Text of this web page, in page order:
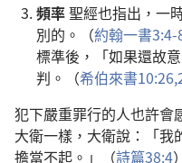
頻率聖經也指出，一
別的。（約翰一書3:4-
標準後，「如果還故
判。（希伯來書
犯下嚴重罪行的人也許會
大衛一樣，大衛說：「我
擔當不起。」（詩篇38:4